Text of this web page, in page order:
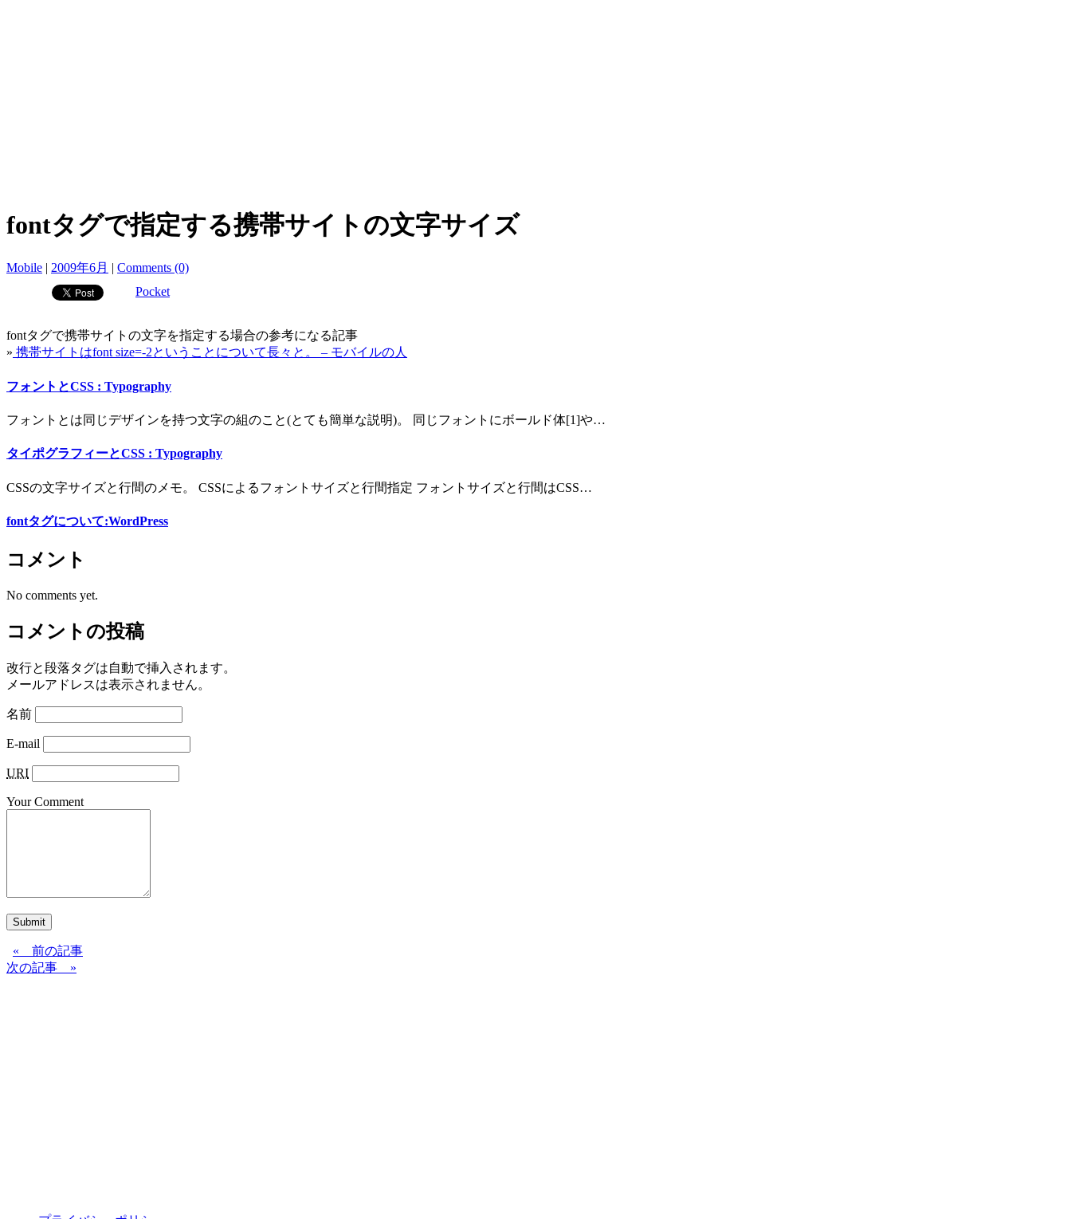
fontタグで指定する携帯サイトの文字サイズ
Mobile | 2009年6月 | Comments (0)
Pocket
fontタグで携帯サイトの文字を指定する場合の参考になる記事
» 携帯サイトはfont size=-2ということについて長々と。 – モバイルの人
フォントとCSS : Typography
フォントとは同じデザインを持つ文字の組のこと(とても簡単な説明)。 同じフォントにボールド体[1]や…
タイポグラフィーとCSS : Typography
CSSの文字サイズと行間のメモ。 CSSによるフォントサイズと行間指定 フォントサイズと行間はCSS…
fontタグについて:WordPress
コメント
No comments yet.
コメントの投稿
改行と段落タグは自動で挿入されます。
メールアドレスは表示されません。
名前
E-mail
URI
Your Comment
Submit
« 前の記事
次の記事 »